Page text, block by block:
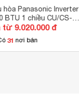
hòa Panasonic Inverter
BTU 1 chiều CU/CS-
8M gas R-32
từ 9.020.000 đ
31 nơi bán